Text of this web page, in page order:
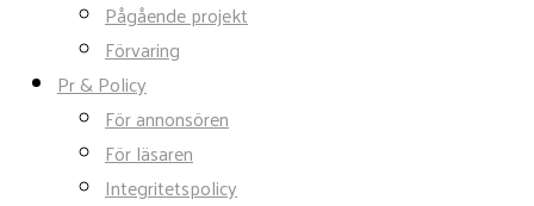
Pågående projekt
Förvaring
Pr & Policy
För annonsören
För läsaren
Integritetspolicy